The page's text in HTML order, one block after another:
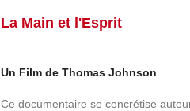
La Main et l'Esprit
Un Film de Thomas Johnson
Ce documentaire se concrétise